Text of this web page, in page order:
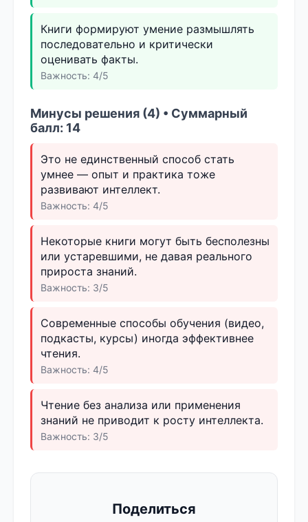
Книги формируют умение размышлять
последовательно и критически
оценивать факты.
Важность: 4/5
Минусы решения (4) • Суммарный
балл: 14
Это не единственный способ стать
умнее — опыт и практика тоже
развивают интеллект.
Важность: 4/5
Некоторые книги могут быть бесполезны
или устаревшими, не давая реального
прироста знаний.
Важность: 3/5
Современные способы обучения (видео,
подкасты, курсы) иногда эффективнее
чтения.
Важность: 4/5
Чтение без анализа или применения
знаний не приводит к росту интеллекта.
Важность: 3/5
Поделиться